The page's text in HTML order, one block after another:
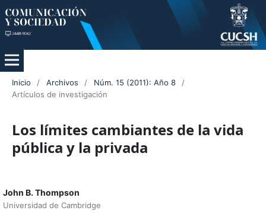
Inicio / Archivos / Núm. 15 (2011): Año 8
/
Artículos de investigación
Los límites cambiantes de la vida
pública y la privada
John B. Thompson
Universidad de Cambridge